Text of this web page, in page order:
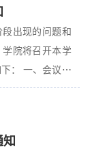
学生、了解学
中共齐齐哈尔
文件精神，汇
单位、部门负责
位、部门负责
出现的问题和
学院将召开本学
议时
责人，各附属